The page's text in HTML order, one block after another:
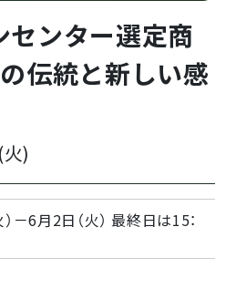
センター選定商
伝統と新しい感
)
－6月2日（火） 最終日は15：